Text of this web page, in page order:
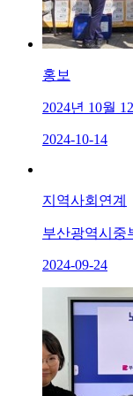
홍보
2024년 10월
2024-10-14
지역사회연계
부산광역시중
2024-09-24